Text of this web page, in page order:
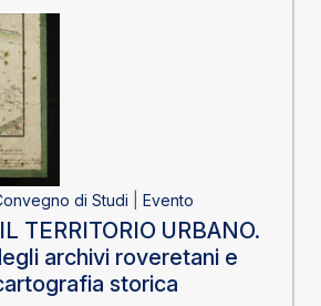
di Studi Evento
TERRITORIO URBANO.
archivi roveretani e
storica